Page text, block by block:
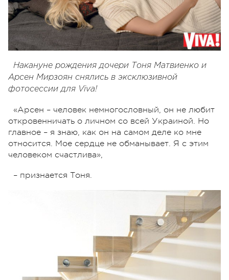
Накануне рождения дочери Тоня Матвиенко и
Арсен Мирзоян снялись в эксклюзивной
фотосессии для Viva!
«Арсен – человек немногословный, он не любит
откровенничать о личном со всей Украиной. Но
главное – я знаю, как он на самом деле ко мне
относится. Мое сердце не обманывает. Я с этим
человеком счастлива»,
– признается Тоня.